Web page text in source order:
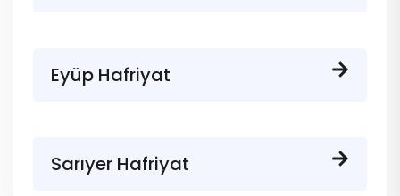
Eyüp Hafriyat
Sarıyer Hafriyat